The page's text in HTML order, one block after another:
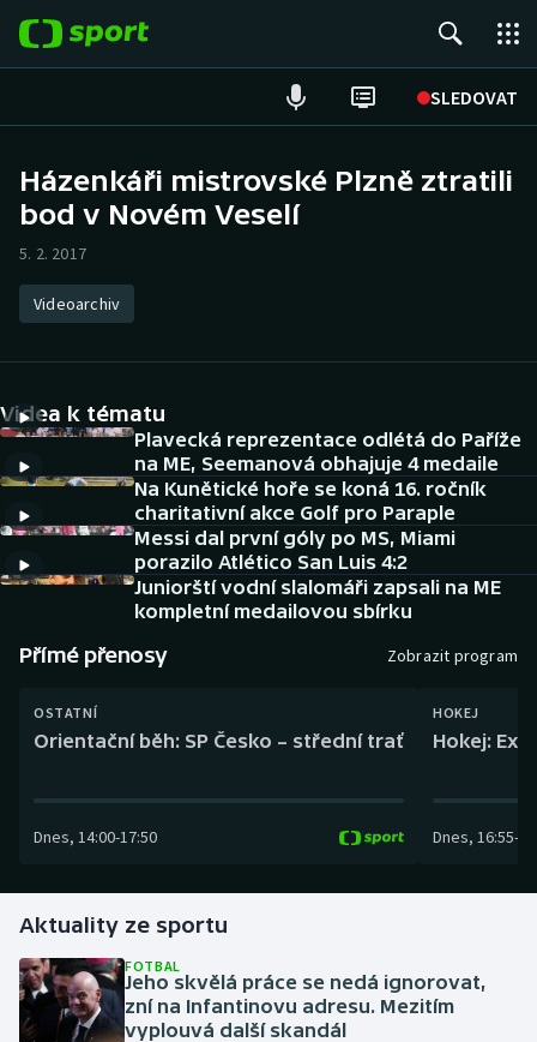
SLEDOVAT
Hokej
Atletika
DALŠÍ SPORTY
Americký fotbal
Baseball a softbal
Biatlon
Boby a skeleton
Curling
Dostihy
Florbal
Futsal
NEPŘEHLÉDNĚTE
Historické návraty
Aplikace ČT sport
AZ kvíz
Házenkáři mistrovské Plzně ztratili
bod v Novém Veselí
5. 2. 2017
Videoarchiv
Videa k tématu
Plavecká reprezentace odlétá do Paříže
na ME, Seemanová obhajuje 4 medaile
Na Kunětické hoře se koná 16. ročník
charitativní akce Golf pro Paraple
Messi dal první góly po MS, Miami
porazilo Atlético San Luis 4:2
Juniorští vodní slalomáři zapsali na ME
kompletní medailovou sbírku
Přímé přenosy Zobrazit program
OSTATNÍ
Orientační běh: SP Česko – střední trať
Dnes, 14:00-17:50
HOKEJ
Hokej:
Dnes, 16:55-
Aktuality ze sportu
FOTBAL
Jeho skvělá práce se nedá ignorovat,
zní na Infantinovu adresu. Mezitím
vyplouvá další skandál